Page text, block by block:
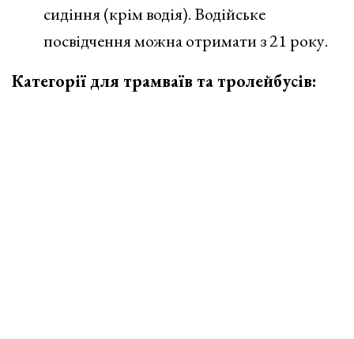
сидіння (крім водія). Водійське
посвідчення можна отримати з 21 року.
Категорії для трамваїв та тролейбусів: